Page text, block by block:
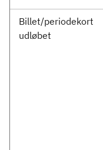
Billet/periodekort
udløbet